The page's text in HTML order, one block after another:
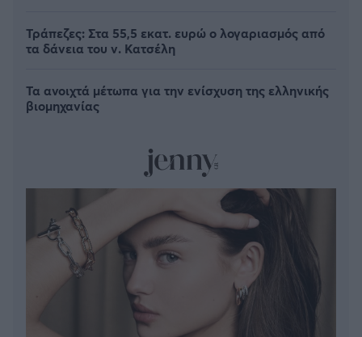
Τράπεζες: Στα 55,5 εκατ. ευρώ ο λογαριασμός από
τα δάνεια του ν. Κατσέλη
Τα ανοιχτά μέτωπα για την ενίσχυση της ελληνικής
βιομηχανίας